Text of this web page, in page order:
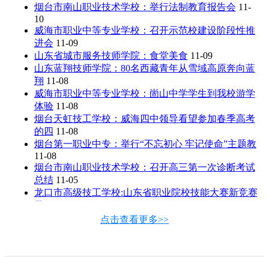
烟台市南山职业技术学校：举行法制教育报告会 11-
10
威海市职业中等专业学校：召开示范校建设阶段性推
进会 11-09
山东省城市服务技师学院：食堂美食 11-09
山东蓝翔技师学院：80名西藏青年从雪域高原奔向蓝
翔 11-08
威海市职业中等专业学校：崮山中学学生到我校游学
体验 11-08
烟台天虹技工学校：威海四中领导看望参加春季高考
的四 11-08
烟台第一职业中专：举行“不忘初心 牢记使命”主题教
11-08
烟台市南山职业技术学校：召开高三第一次诊断考试
总结 11-05
龙口市高级技工学校:山东省职业院校技能大赛新竞赛
山东蓝翔技师学院：湘西州人社局领导看望对口扶贫
点击查看更多>>